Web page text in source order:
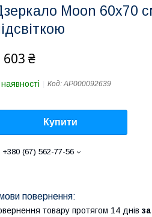
Moon 60x70
603 ₴
Код:АР000092639
Купити
+380 (67) 562-77-56
товару протягом 14 днів